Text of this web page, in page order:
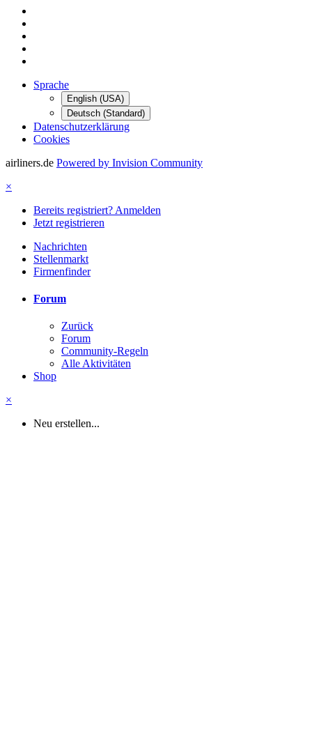
Sprache
English (USA)
Deutsch (Standard)
Datenschutzerklärung
Cookies
airliners.de Powered by Invision Community
×
Bereits registriert? Anmelden
Jetzt registrieren
Nachrichten
Stellenmarkt
Firmenfinder
Forum
Zurück
Forum
Community-Regeln
Alle Aktivitäten
Shop
×
Neu erstellen...